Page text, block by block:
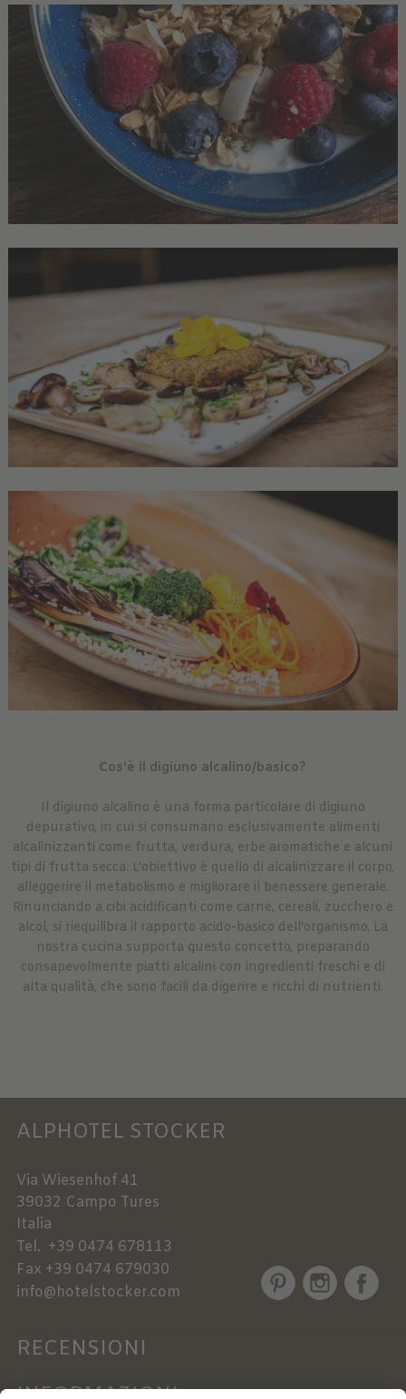
Cos'è il digiuno alcalino/basico?
Il digiuno alcalino è una forma particolare di digiuno
depurativo, in cui si consumano esclusivamente alimenti
alcalinizzanti come frutta, verdura, erbe aromatiche e alcuni
tipi di frutta secca. L'obiettivo è quello di alcalinizzare il corpo,
alleggerire il metabolismo e migliorare il benessere generale.
Rinunciando a cibi acidificanti come carne, cereali, zucchero e
alcol, si riequilibra il rapporto acido-basico dell'organismo. La
nostra cucina supporta questo concetto, preparando
consapevolmente piatti alcalini con ingredienti freschi e di
alta qualità, che sono facili da digerire e ricchi di nutrienti.
ALPHOTEL STOCKER
Via Wiesenhof 41
39032 Campo Tures
Italia
Tel. +39 0474 678113
Fax +39 0474 679030
info@hotelstocker.com
RECENSIONI